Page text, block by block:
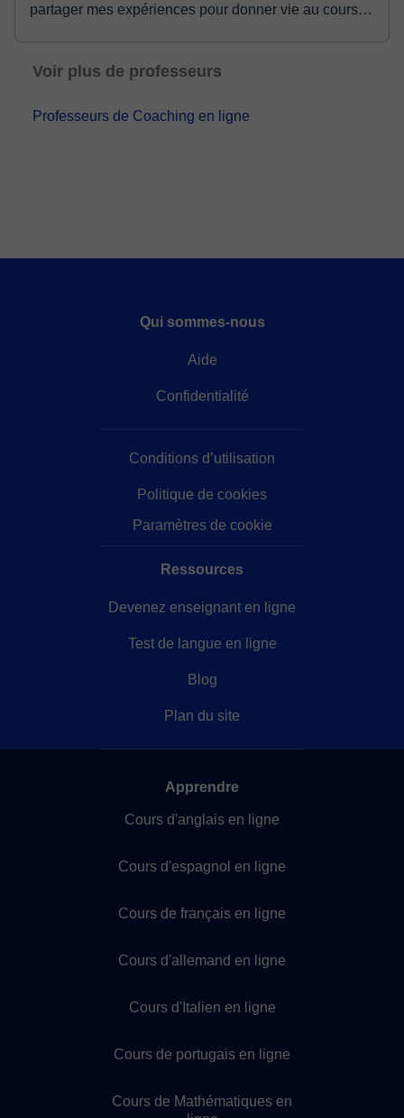
partager mes expériences pour donner vie au cours et
Voir plus de professeurs
Professeurs de Coaching en ligne
Qui sommes-nous
Aide
Confidentialité
Conditions d’utilisation
Politique de cookies
Paramètres de cookie
Ressources
Devenez enseignant en ligne
Test de langue en ligne
Blog
Plan du site
Apprendre
Cours d'anglais en ligne
Cours d'espagnol en ligne
Cours de français en ligne
Cours d'allemand en ligne
Cours d'Italien en ligne
Cours de portugais en ligne
Cours de Mathématiques en